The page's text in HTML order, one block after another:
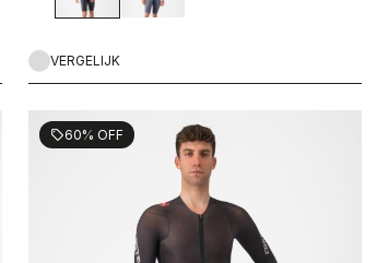
VERGELIJK
sell60% OFF